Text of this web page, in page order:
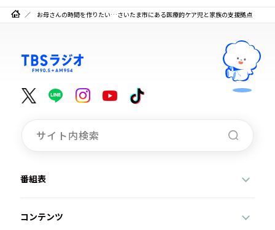
お母さんの時間を作りたい…さいたま市にある医療的ケア児と家族の支援拠点
番組表
コンテンツ